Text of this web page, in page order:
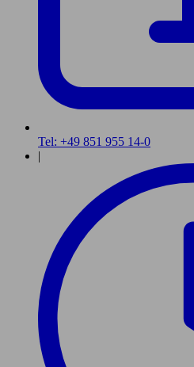
Tel: +49 851 955 14-0
|